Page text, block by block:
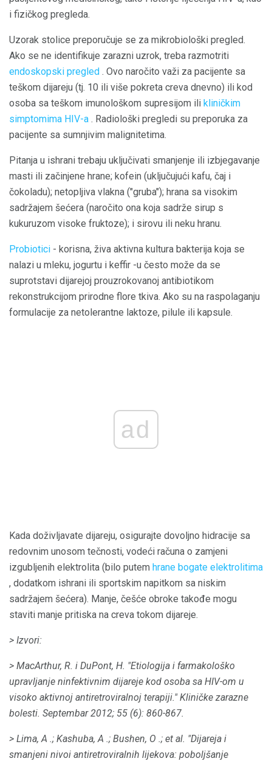
i fizičkog pregleda.
Uzorak stolice preporučuje se za mikrobiološki pregled.
Ako se ne identifikuje zarazni uzrok, treba razmotriti
endoskopski pregled . Ovo naročito važi za pacijente sa
teškom dijareju (tj. 10 ili više pokreta creva dnevno) ili kod
osoba sa teškom imunološkom supresijom ili kliničkim
simptomima HIV-a . Radiološki pregledi su preporuka za
pacijente sa sumnjivim malignitetima.
Pitanja u ishrani trebaju uključivati ​​smanjenje ili izbjegavanje
masti ili začinjene hrane; kofein (uključujući kafu, čaj i
čokoladu); netopljiva vlakna ("gruba"); hrana sa visokim
sadržajem šećera (naročito ona koja sadrže sirup s
kukuruzom visoke fruktoze); i sirovu ili neku hranu.
Probiotici - korisna, živa aktivna kultura bakterija koja se
nalazi u mleku, jogurtu i keffir -u često može da se
suprotstavi dijarejoj prouzrokovanoj antibiotikom
rekonstrukcijom prirodne flore tkiva. Ako su na raspolaganju
formulacije za netolerantne laktoze, pilule ili kapsule.
ad
Kada doživljavate dijareju, osigurajte dovoljno hidracije sa
redovnim unosom tečnosti, vodeći računa o zamjeni
izgubljenih elektrolita (bilo putem hrane bogate elektrolitima
, dodatkom ishrani ili sportskim napitkom sa niskim
sadržajem šećera). Manje, češće obroke takođe mogu
staviti manje pritiska na creva tokom dijareje.
> Izvori:
> MacArthur, R. i DuPont, H. "Etiologija i farmakološko
upravljanje ninfektivnim dijareje kod osoba sa HIV-om u
visoko aktivnoj antiretroviralnoj terapiji." Kliničke zarazne
bolesti. Septembar 2012; 55 (6): 860-867.
> Lima, A .; Kashuba, A .; Bushen, O .; et al. "Dijareja i
smanjeni nivoi antiretroviralnih lijekova: poboljšanje